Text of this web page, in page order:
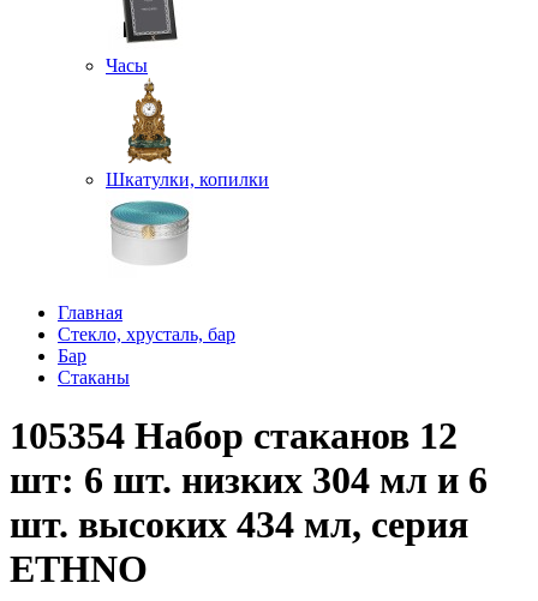
Часы
Шкатулки, копилки
Главная
Стекло, хрусталь, бар
Бар
Стаканы
105354 Набор стаканов 12
шт: 6 шт. низких 304 мл и 6
шт. высоких 434 мл, серия
ETHNO